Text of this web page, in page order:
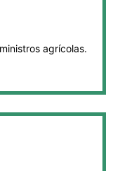
agrícolas.